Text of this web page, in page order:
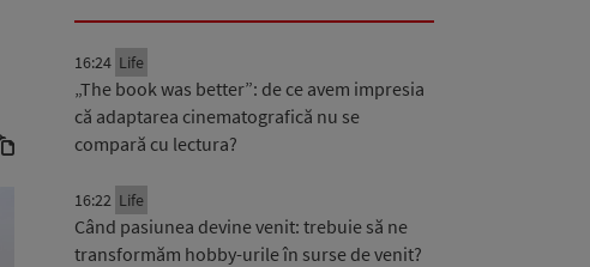
16:24 Life
„The book was better”: de ce avem impresia
că adaptarea cinematografică nu se
compară cu lectura?
16:22 Life
Când pasiunea devine venit: trebuie să ne
transformăm hobby-urile în surse de venit?